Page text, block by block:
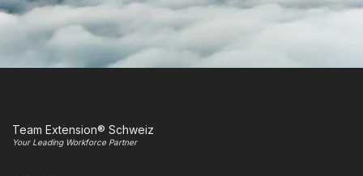
Team Extension® Schweiz
Your Leading Workforce Partner